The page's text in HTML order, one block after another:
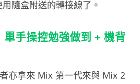
隨盒附送的轉接線了。
單手操控勉強做到 + 機背
亦拿來 Mix 第一代來與 Mix 2